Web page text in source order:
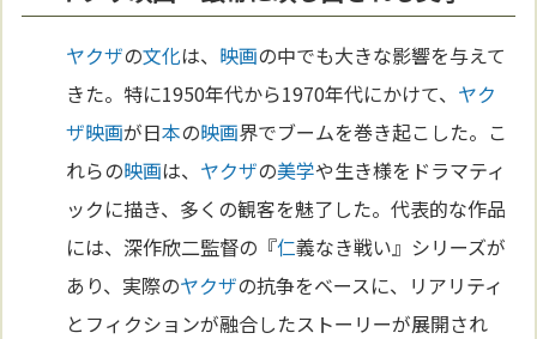
ヤクザの文化は、 映画の中でも大きな影響を与えて
きた。特に1950年代から1970年代にかけて、 ヤク
ザ映画が日本の映画界でブームを巻き起こした。こ
れらの映画は、 ヤクザの美学や生き様をドラマティ
ックに描き、多くの観客を魅了した。代表的な作品
には、深作欣二監督の『仁義なき戦い』シリーズが
あり、実際のヤクザの抗争をベースに、リアリティ
とフィクションが融合したストーリーが展開され